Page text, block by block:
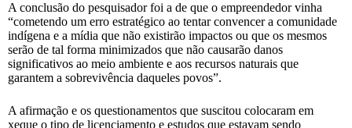
A conclusão do pesquisador foi a de que o empreendedor vinha
“cometendo um erro estratégico ao tentar convencer a comunidade
indígena e a mídia que não existirão impactos ou que os mesmos
serão de tal forma minimizados que não causarão danos
significativos ao meio ambiente e aos recursos naturais que
garantem a sobrevivência daqueles povos”.
A afirmação e os questionamentos que suscitou colocaram em
xeque o tipo de licenciamento e estudos que estavam sendo